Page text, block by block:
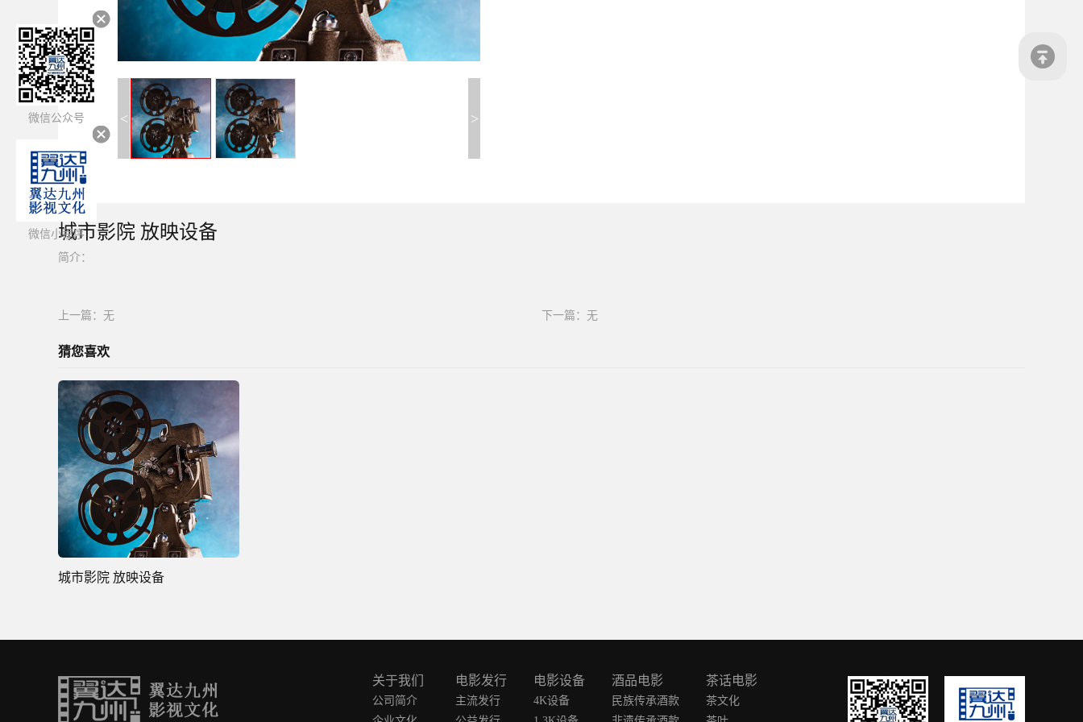
< >
城市影院 放映设备
简介：
上一篇：无 下一篇：无
猜您喜欢
城市影院 放映设备
微信公众号
微信小程序
关于我们
公司简介
电影发行
主流发行
电影设备
4K设备
酒品电影
民族传承酒款
茶话电影
茶文化